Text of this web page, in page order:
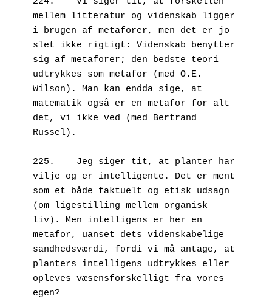
mellem litteratur og videnskab ligger
i brugen af metaforer, men det er jo
slet ikke rigtigt: Videnskab benytter
sig af metaforer; den bedste teori
udtrykkes som metafor (med O.E.
Wilson). Man kan endda sige, at
matematik også er en metafor for alt
det, vi ikke ved (med Bertrand
Russel).
225.	Jeg siger tit, at planter har
vilje og er intelligente. Det er ment
som et både faktuelt og etisk udsagn
(om ligestilling mellem organisk
liv). Men intelligens er her en
metafor, uanset dets videnskabelige
sandhedsværdi, fordi vi må antage, at
planters intelligens udtrykkes eller
opleves væsensforskelligt fra vores
egen?